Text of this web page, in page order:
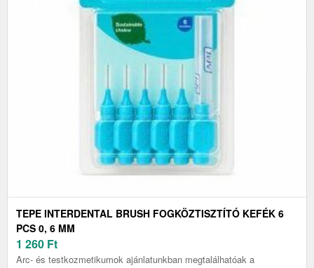
TEPE INTERDENTAL BRUSH FOGKÖZTISZTÍTÓ KEFÉK 6
PCS 0, 6 MM
1 260 Ft
Arc- és testkozmetikumok ajánlatunkban megtalálhatóak a